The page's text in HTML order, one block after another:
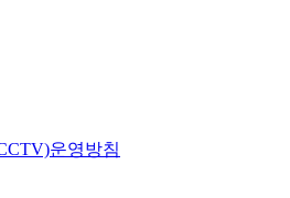
운영방침